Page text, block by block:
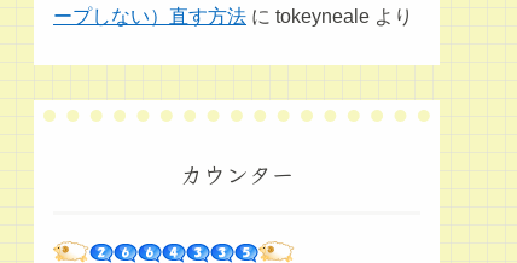
ープしない）直す方法 に tokeyneale より
カウンター